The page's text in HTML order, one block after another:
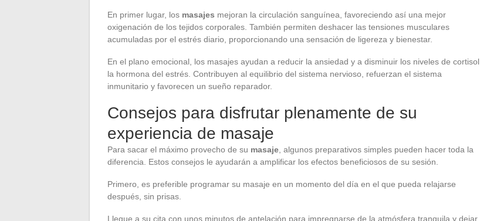
En primer lugar, los masajes mejoran la circulación sanguínea, favoreciendo así una mejor
oxigenación de los tejidos corporales. También permiten deshacer las tensiones musculares
acumuladas por el estrés diario, proporcionando una sensación de ligereza y bienestar.
En el plano emocional, los masajes ayudan a reducir la ansiedad y a disminuir los niveles de cortisol,
la hormona del estrés. Contribuyen al equilibrio del sistema nervioso, refuerzan el sistema
inmunitario y favorecen un sueño reparador.
Consejos para disfrutar plenamente de su
experiencia de masaje
Para sacar el máximo provecho de su masaje , algunos preparativos simples pueden hacer toda la
diferencia. Estos consejos le ayudarán a amplificar los efectos beneficiosos de su sesión.
Primero, es preferible programar su masaje en un momento del día en el que pueda relajarse
después, sin prisas.
Llegue a su cita con unos minutos de antelación para impregnarse de la atmósfera tranquila y dejar